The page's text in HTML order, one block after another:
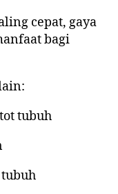
cepat, gaya
bagi
tubuh